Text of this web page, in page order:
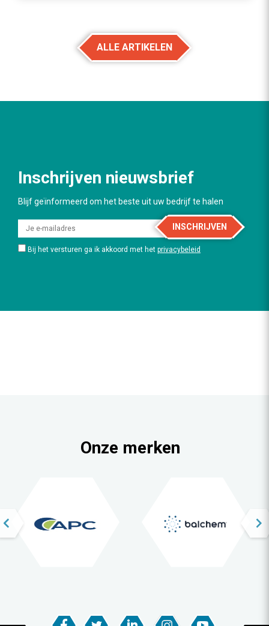
ALLE ARTIKELEN
Inschrijven nieuwsbrief
Blijf geïnformeerd om het beste uit uw bedrijf te halen
INSCHRIJVEN
Bij het versturen ga ik akkoord met het privacybeleid
Onze merken